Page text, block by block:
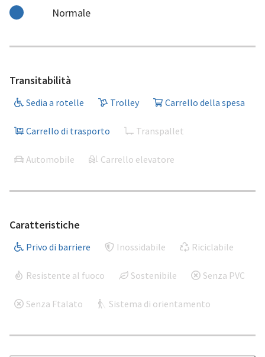
Normale
Transitabilità
Sedia a rotelle Trolley Carrello della spesa
Carrello di trasporto Transpallet
Automobile Carrello elevatore
Caratteristiche
Privo di barriere Inossidabile Riciclabile
Resistente al fuoco Sostenibile Senza PVC
Senza Ftalato Sistema di orientamento